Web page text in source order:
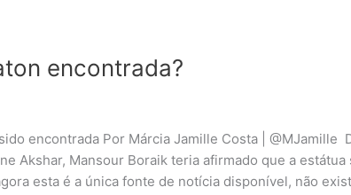
encontrada?
encontrada Por Márcia Jamille Costa | @MJamille
Akshar, Mansour Boraik teria afirmado que a estátua
esta é a única fonte de notícia disponível, não